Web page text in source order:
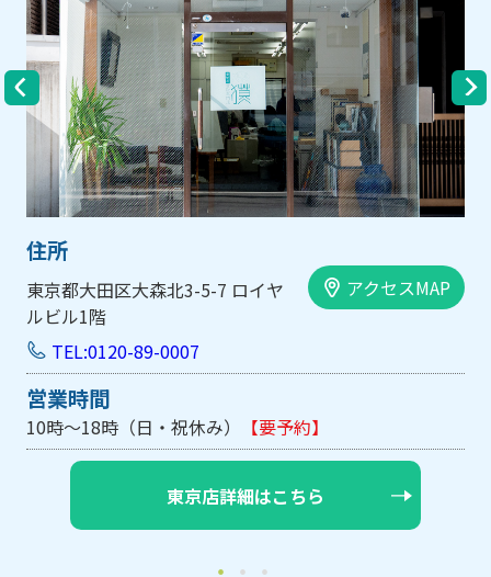
スMAP
大阪市中央区内平野町1-1-5 西大
手前ビル103号
アクセ
TEL:0120-89-0007
営業時間
10時～18時（日・祝休み/土曜は不定休）
大阪店詳細はこちら